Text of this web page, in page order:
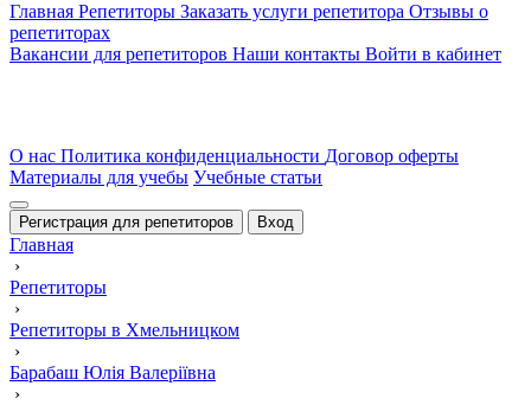
Главная Репетиторы Заказать услуги репетитора Отзывы о
репетиторах
Вакансии для репетиторов Наши контакты Войти в кабинет
О нас Политика конфиденциальности Договор оферты
Материалы для учебы Учебные статьи
Регистрация для репетиторов Вход
Главная
›
Репетиторы
›
Репетиторы в Хмельницком
›
Барабаш Юлія Валеріївна
›